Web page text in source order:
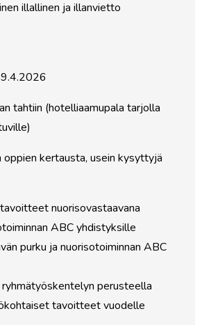
illallinen ja illanvietto
tahtiin (hotelliaamupala tarjolla
oppien kertausta, usein kysyttyjä
nuorisovastaavana
ABC yhdistyksille
purku ja nuorisotoiminnan ABC
ryhmätyöskentelyn perusteella
tavoitteet vuodelle